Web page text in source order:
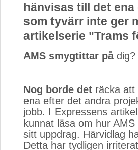
hänvisas till det
som tyvärr inte ger
artikelserie "Trams
AMS smygtittar pådig?
Nog borde det räcka att
ena efter det andra
jobb. I Expressens
kunnat läsa om hur
sitt uppdrag. Härvidlag
Detta har tydligen